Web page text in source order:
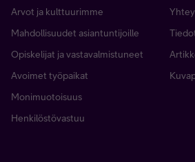
Arvot ja kulttuurimme
Mahdollisuudet asiantuntijoille
Opiskelijat ja vastavalmistuneet
Avoimet työpaikat
Monimuotoisuus
Henkilöstövastuu